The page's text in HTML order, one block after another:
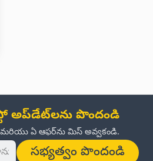
అప్‌డేట్‌లను పొందండి
ఏ ఆఫర్‌ను మిస్ అవ్వకండి.
సభ్యత్వం పొందండి